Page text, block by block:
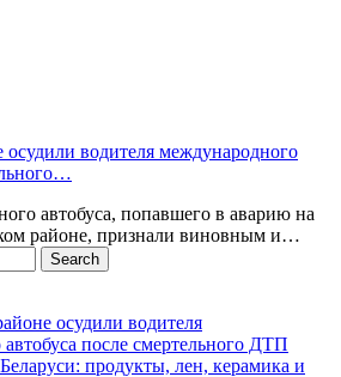
водителя международного
автобуса, попавшего в аварию на
районе, признали виновным и…
осудили водителя
после смертельного ДТП
продукты, лен, керамика и